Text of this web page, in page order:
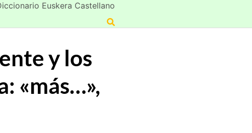
Euskera Castellano
y los
«más…»,